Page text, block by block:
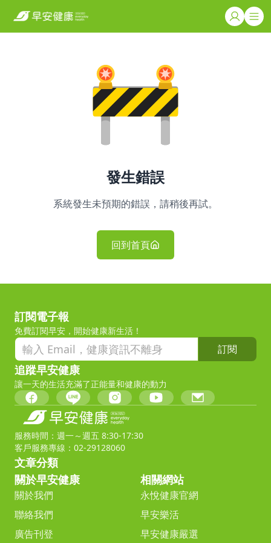
發生錯誤
系統發生未預期的錯誤，請稍後再試。
回到首頁
訂閱電子報
免費訂閱早安，開始健康新生活！
訂閱
追蹤早安健康
讓一天的生活充滿了正能量和健康的動力
服務時間：週一～週五 8:30-17:30
客戶服務專線：02-29128060
文章分類
關於早安健康
關於我們
聯絡我們
廣告刊登
相關網站
永悅健康官網
早安樂活
早安健康嚴選